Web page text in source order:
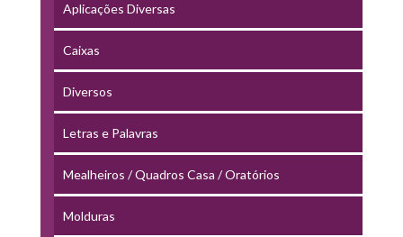
Aplicações Diversas
Caixas
Diversos
Letras e Palavras
Mealheiros / Quadros Casa / Oratórios
Molduras